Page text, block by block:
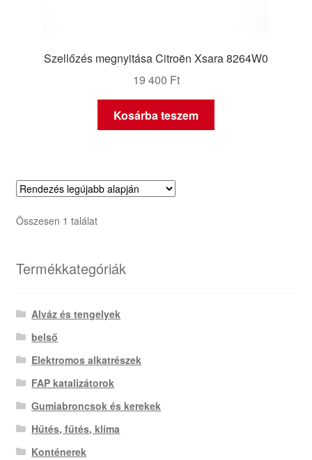
Szellőzés megnyitása Citroën Xsara 8264W0
19 400 Ft
Kosárba teszem
Összesen 1 találat
Termékkategóriák
Alváz és tengelyek
belső
Elektromos alkatrészek
FAP katalizátorok
Gumiabroncsok és kerekek
Hűtés, fűtés, klíma
Konténerek